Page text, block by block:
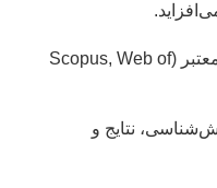
استفاده از پایگاه‌های اطلاعاتی معتبر (Scopus, Web of
نتایج و